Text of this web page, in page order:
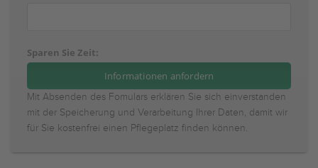
Sparen Sie Zeit:
Mit Absenden des Fomulars erklären Sie sich einverstanden
mit der Speicherung und Verarbeitung Ihrer Daten, damit wir
für Sie kostenfrei einen Pflegeplatz finden können.